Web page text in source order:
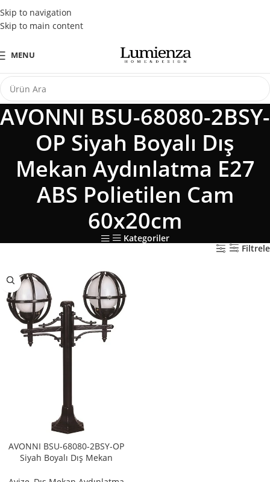
Skip to navigation
Skip to main content
Tüm Kredi Kartlarına Peşin Fiyatına 3 Taksit Fırsatı
MENU
AVONNI BSU-68080-2BSY-
OP Siyah Boyalı Dış
Mekan Aydınlatma E27
ABS Polietilen Cam
60x20cm
Kategoriler
Filtrele
AVONNI BSU-68080-2BSY-OP
Siyah Boyalı Dış Mekan